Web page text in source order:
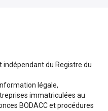
indépendant du Registre du
légale,
immatriculées au
BODACC et procédures